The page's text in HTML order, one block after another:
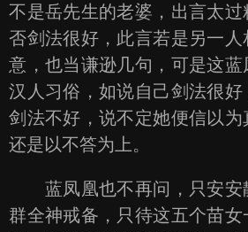
不是岳先生的老婆，出言太
否剑法很好，此言若是另一
意，也当谦逊几句，可是这
汉人习俗，如说自己剑法很
剑法不好，说不定她便信以为
还是以不答为上。
蓝凤凰也不再问，只安安
群全神戒备，只待这五个苗